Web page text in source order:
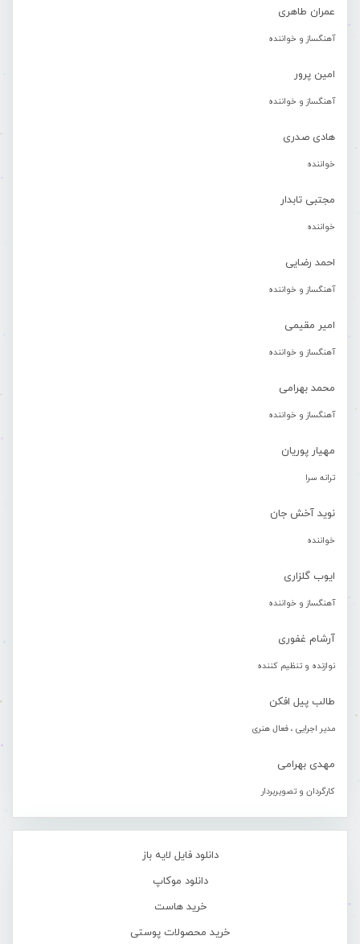
عمران طاهری
آهنگساز و خواننده
امین پرور
آهنگساز و خواننده
هادی صدری
خواننده
مجتبی تابدار
خواننده
احمد رضایی
آهنگساز و خواننده
امیر مقیمی
آهنگساز و خواننده
محمد بهرامی
آهنگساز و خواننده
مهیار پوریان
ترانه سرا
نوید آخش جان
خواننده
ایوب گلزاری
آهنگساز و خواننده
آرشام غفوری
نوازنده و تنظیم کننده
طالب پیل افکن
مدیر اجرایی ، فعال هنری
مهدی بهرامی
کارگردان و تصویربردار
دانلود فایل لایه باز
دانلود موکاپ
خرید هاست
خرید محصولات پوستی